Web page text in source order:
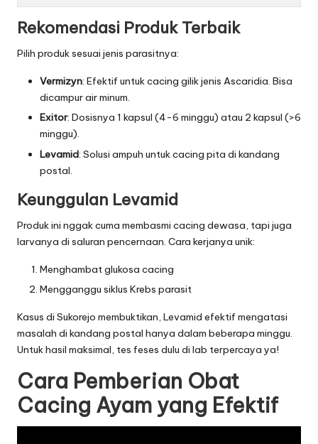
s
Rekomendasi Produk Terbaik
Pilih produk sesuai jenis parasitnya:
Vermizyn: Efektif untuk cacing gilik jenis Ascaridia. Bisa
dicampur air minum.
Exitor: Dosisnya 1 kapsul (4-6 minggu) atau 2 kapsul (>6
minggu).
Levamid: Solusi ampuh untuk cacing pita di kandang
postal.
Keunggulan Levamid
Produk ini nggak cuma membasmi cacing dewasa, tapi juga
larvanya di saluran pencernaan. Cara kerjanya unik:
Menghambat glukosa cacing
Mengganggu siklus Krebs parasit
Kasus di Sukorejo membuktikan, Levamid efektif mengatasi
masalah di kandang postal hanya dalam beberapa minggu.
Untuk hasil maksimal, tes feses dulu di lab terpercaya ya!
Cara Pemberian Obat
Cacing Ayam yang Efektif